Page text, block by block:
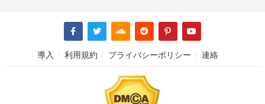
導入 利用規約 プライバシーポリシー 連絡